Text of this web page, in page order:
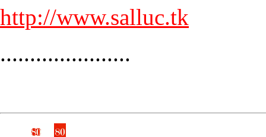
http://www.salluc.tk
......................